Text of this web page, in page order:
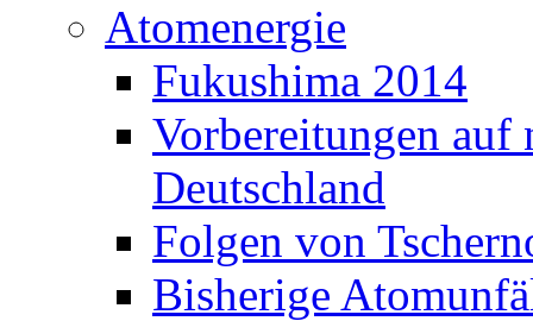
Atomenergie
Fukushima 2014
Vorbereitungen auf
Deutschland
Folgen von
Bisherige